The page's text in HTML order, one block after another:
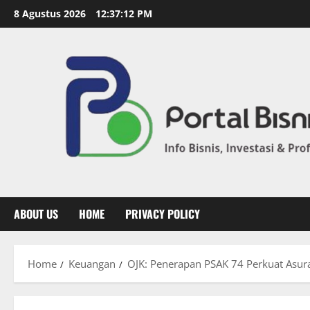
8 Agustus 2026 12:37:13 PM
ABOUT US HOME PRIVACY POLICY
Home Keuangan OJK: Penerapan PSAK 74 Perkuat